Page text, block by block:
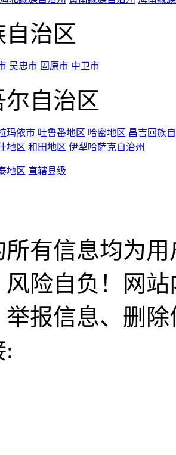
自治区
吴忠市 固原市 中卫市
自治区
玛依市 吐鲁番地区 哈密地区 昌吉回族
地区 和田地区 伊犁哈萨克自治州
地区 直辖县级
所有信息均为
风险自负！网
举报信息、删
: